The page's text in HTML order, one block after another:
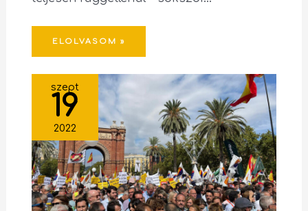
ELOLVASOM »
szept
19
2022